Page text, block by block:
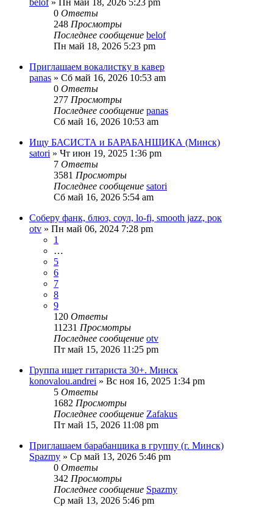
0 Ответы
248 Просмотры
Последнее сообщение belof
Пн май 18, 2026 5:23 pm
Приглашаем вокалистку в кавер
panas » Сб май 16, 2026 10:53 am
0 Ответы
277 Просмотры
Последнее сообщение panas
Сб май 16, 2026 10:53 am
Ищу БАСИСТА и БАРАБАНЩИКА (Минск)
satori » Чт июн 19, 2025 1:36 pm
7 Ответы
3581 Просмотры
Последнее сообщение satori
Сб май 16, 2026 5:54 am
Соберу фанк, блюз, соул, lo-fi, smooth jazz, рок
otv » Пн май 06, 2024 7:28 pm
1
…
5
6
7
8
9
120 Ответы
11231 Просмотры
Последнее сообщение otv
Пт май 15, 2026 11:25 pm
Группа ищет гитариста 30+. Минск
konovalou.andrei » Вс ноя 16, 2025 1:34 pm
5 Ответы
1682 Просмотры
Последнее сообщение Zafakus
Пт май 15, 2026 11:08 pm
Приглашаем барабанщика в группу (г. Минск)
Spazmy » Ср май 13, 2026 5:46 pm
0 Ответы
342 Просмотры
Последнее сообщение Spazmy
Ср май 13, 2026 5:46 pm